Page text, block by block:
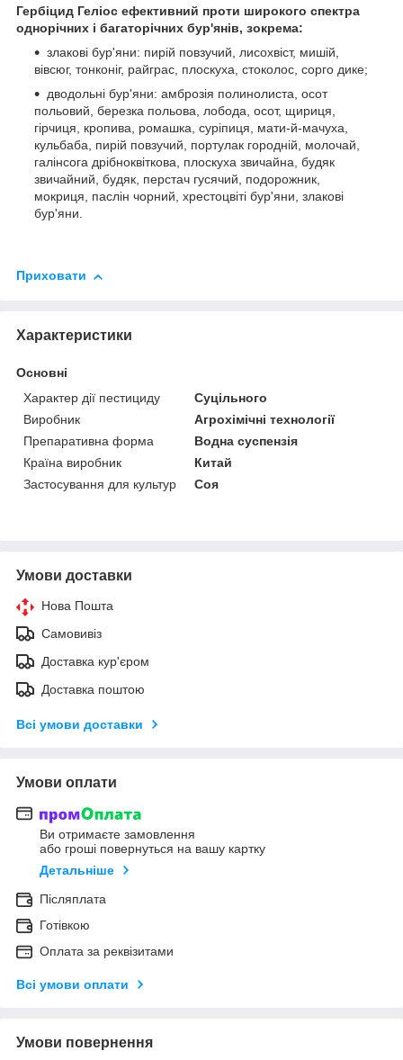
Гербіцид Геліос ефективний проти широкого спектра
однорічних і багаторічних бур'янів, зокрема:
злакові бур'яни: пирій повзучий, лисохвіст, мишій,
вівсюг, тонконіг, райграс, плоскуха, стоколос, сорго дике;
дводольні бур'яни: амброзія полинолиста, осот
польовий, березка польова, лобода, осот, щириця,
гірчиця, кропива, ромашка, суріпиця, мати-й-мачуха,
кульбаба, пирій повзучий, портулак городній, молочай,
галінсога дрібноквіткова, плоскуха звичайна, будяк
звичайний, будяк, перстач гусячий, подорожник,
мокриця, паслін чорний, хрестоцвіті бур'яни, злакові
бур'яни.
Приховати
Характеристики
Основні
Характер дії пестициду
Суцільного
Виробник
Агрохімічні технології
Препаративна форма
Водна суспензія
Країна виробник
Китай
Застосування для культур
Соя
Умови доставки
Нова Пошта
Самовивіз
Доставка кур'єром
Доставка поштою
Всі умови доставки
Умови оплати
Ви отримаєте замовлення
або гроші повернуться на вашу картку
Детальніше
Післяплата
Готівкою
Оплата за реквізитами
Всі умови оплати
Умови повернення